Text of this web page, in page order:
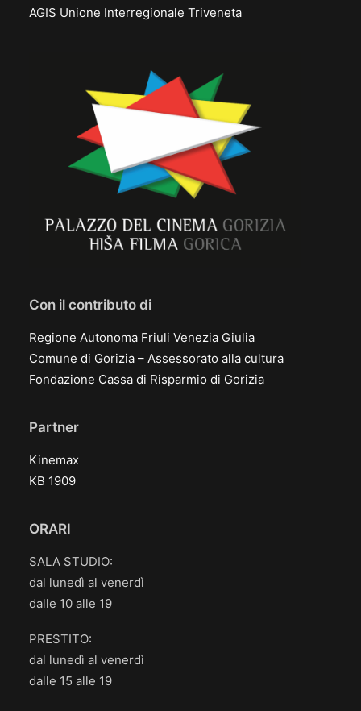
AGIS Unione Interregionale Triveneta
Con il contributo di
Regione Autonoma Friuli Venezia Giulia
Comune di Gorizia – Assessorato alla cultura
Fondazione Cassa di Risparmio di Gorizia
Partner
Kinemax
KB 1909
ORARI
SALA STUDIO:
dal lunedì al venerdì
dalle 10 alle 19
PRESTITO:
dal lunedì al venerdì
dalle 15 alle 19